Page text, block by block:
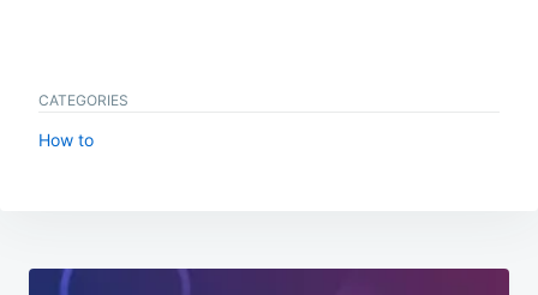
CATEGORIES
How to
Beitragsnavigation